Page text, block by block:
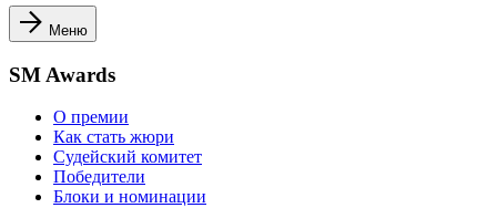
Меню
SM Awards
О премии
Как стать жюри
Судейский комитет
Победители
Блоки и номинации